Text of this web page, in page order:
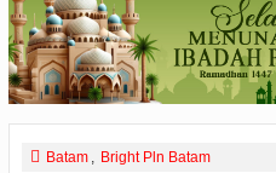
Batam Bright Pln Batam